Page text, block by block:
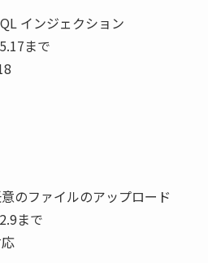
インジェクション
まで
のファイルのアップロード
まで